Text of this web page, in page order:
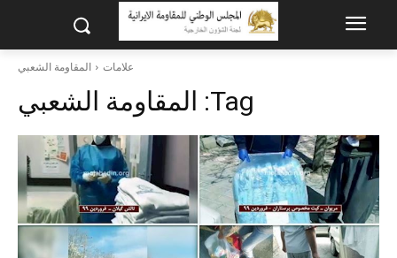
علامات المقاومة الشعبي
Tag: المقاومة الشعبي